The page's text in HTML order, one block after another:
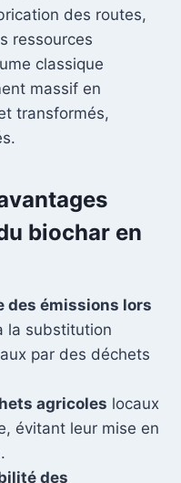
des routes,
ressources
classique
massif en
transformés,
biochar en
des émissions lors
la substitution
par des déchets
agricoles locaux
évitant leur mise en
des